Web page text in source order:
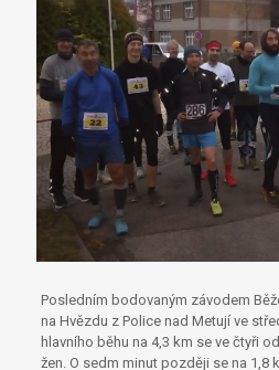
Posledním bodovaným závodem
na Hvězdu z Police nad Metují ve
hlavního běhu na 4,3 km se ve čtyři
žen. O sedm minut později se na 1,8